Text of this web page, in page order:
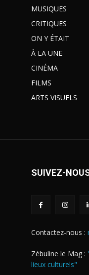
MUSIQUES
CRITIQUES
ON Y ÉTAIT
À LA UNE
CINÉMA
FILMS
ARTS VISUELS
SUIVEZ-
Contactez-nous :
Zébuline le Mag :
lieux culturels"